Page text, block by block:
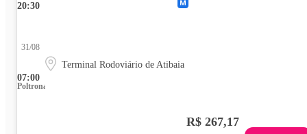
20:30
07:00
31/08
Terminal Rodoviário de Atibaia
Poltrona
R$ 267,17